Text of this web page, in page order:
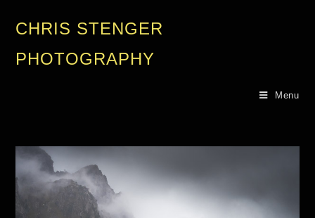
CHRIS STENGER
PHOTOGRAPHY
Menu